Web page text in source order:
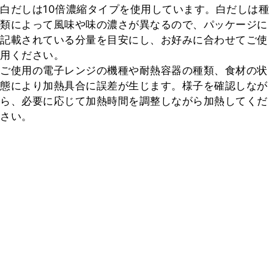
白だしは10倍濃縮タイプを使用しています。白だしは種
類によって風味や味の濃さが異なるので、パッケージに
記載されている分量を目安にし、お好みに合わせてご使
用ください。
ご使用の電子レンジの機種や耐熱容器の種類、食材の状
態により加熱具合に誤差が生じます。様子を確認しなが
ら、必要に応じて加熱時間を調整しながら加熱してくだ
さい。